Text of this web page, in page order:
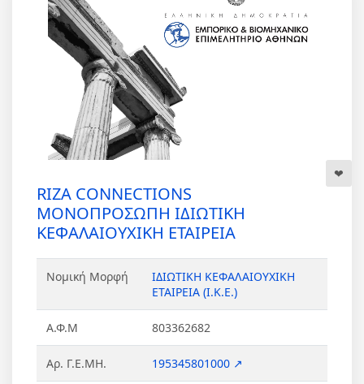
RIZA CONNECTIONS
ΜΟΝΟΠΡΟΣΩΠΗ ΙΔΙΩΤΙΚΗ
ΚΕΦΑΛΑΙΟΥΧΙΚΗ ΕΤΑΙΡΕΙΑ
Νομική Μορφή
ΙΔΙΩΤΙΚΗ ΚΕΦΑΛΑΙΟΥΧΙΚΗ
ΕΤΑΙΡΕΙΑ (Ι.Κ.Ε.)
Α.Φ.Μ 803362682
Αρ. Γ.Ε.ΜΗ. 195345801000 ↗